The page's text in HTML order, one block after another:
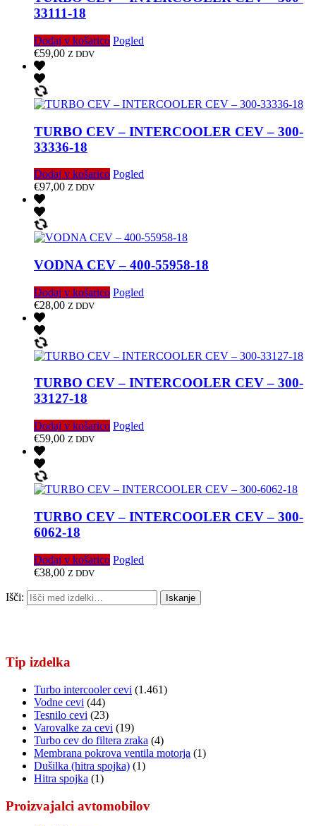
33111-18
Dodaj v košarico Pogled
€59,00 Z DDV
TURBO CEV – INTERCOOLER CEV – 300-
33336-18
Dodaj v košarico Pogled
€97,00 Z DDV
VODNA CEV – 400-55958-18
Dodaj v košarico Pogled
€28,00 Z DDV
TURBO CEV – INTERCOOLER CEV – 300-
33127-18
Dodaj v košarico Pogled
€59,00 Z DDV
TURBO CEV – INTERCOOLER CEV – 300-
6062-18
Dodaj v košarico Pogled
€38,00 Z DDV
Išči: Iskanje
Tip izdelka
Turbo intercooler cevi (1.461)
Vodne cevi (44)
Tesnilo cevi (23)
Varovalke za cevi (19)
Turbo cev do filtera zraka (4)
Membrana pokrova ventila motorja (1)
Dušilka (hitra spojka) (1)
Hitra spojka (1)
Proizvajalci avtomobilov